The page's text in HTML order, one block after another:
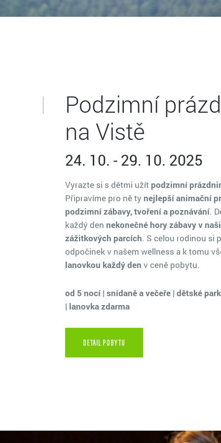
Podzimní
na Vistě
24. 10. - 29. 10. 2025
Vyrazte si s dětmi užít podzimní
Připravíme pro ně ty nejlepší animační
podzimní zábavy, tvoření a poznávání.
každý den nekonečné hory zábavy v
zážitkových parcích. S celou rodinou si
odpočinek v našem wellness a k tomu
lanovkou každý den v ceně pobytu.
od 5 nocí | snídaně a večeře | dětské
| lanovka zdarma
DETAIL POBYTU